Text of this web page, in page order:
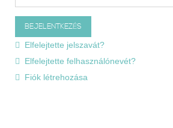
Elfelejtette jelszavát?
Elfelejtette felhasználónevét?
Fiók létrehozása